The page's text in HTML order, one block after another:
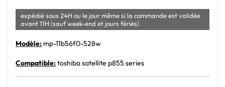
expédié sous 24H ou le jour même si la commande est validée
avant 11H (sauf week-end et jours fériés)
Modèle: mp-11b56f0-528w
Compatible:toshiba satellite p855 series